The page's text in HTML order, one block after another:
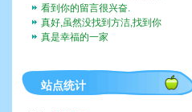
注这个博客，而现在我也...
看到你的留言很兴奋.
真好,虽然没找到方洁,找到你
们全家福,让人挺兴奋的...
真是幸福的一家
站点统计